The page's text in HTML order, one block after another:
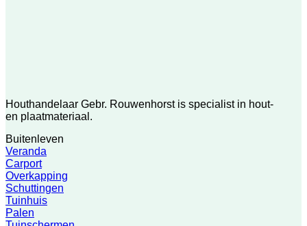
Houthandelaar Gebr. Rouwenhorst is specialist in hout-
en plaatmateriaal.
Buitenleven
Veranda
Carport
Overkapping
Schuttingen
Tuinhuis
Palen